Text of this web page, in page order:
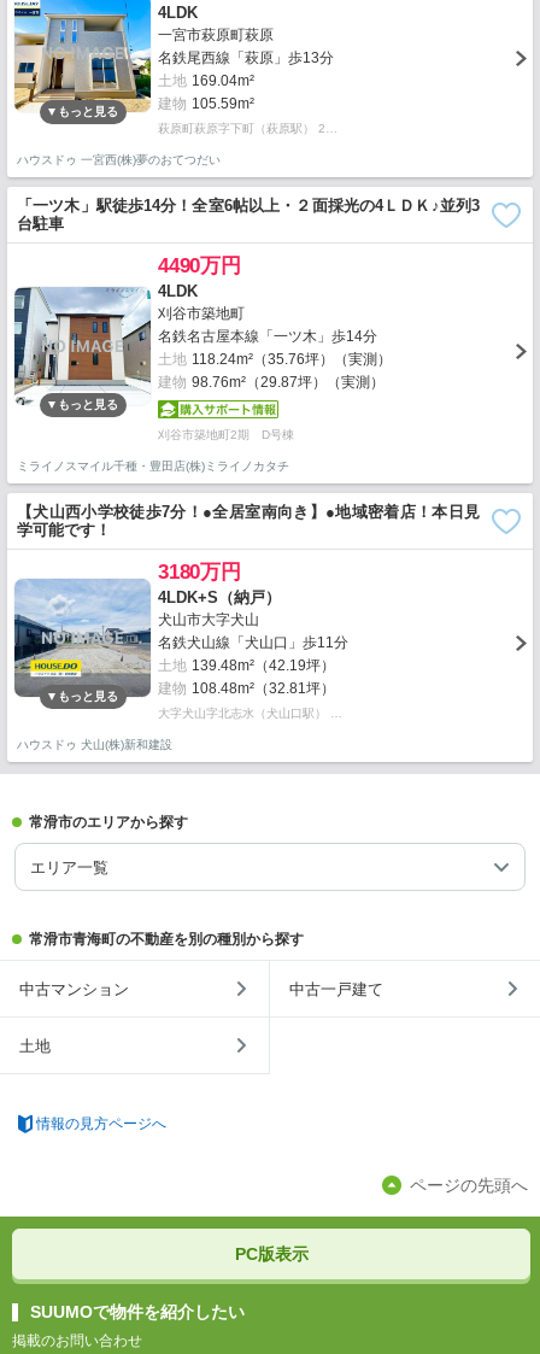
4LDK
一宮市萩原町萩原
名鉄尾西線「萩原」歩13分
土地 169.04m²
建物 105.59m²
萩原町萩原字下町（萩原駅） 2…
ハウスドゥ 一宮西(株)夢のおてつだい
「一ツ木」駅徒歩14分！全室6帖以上・２面採光の4ＬＤＫ♪並列3
台駐車
4490万円
4LDK
刈谷市築地町
名鉄名古屋本線「一ツ木」歩14分
土地 118.24m²（35.76坪）（実測）
建物 98.76m²（29.87坪）（実測）
刈谷市築地町2期 D号棟
ミライノスマイル千種・豊田店(株)ミライノカタチ
【犬山西小学校徒歩7分！●全居室南向き】●地域密着店！本日見
学可能です！
3180万円
4LDK+S（納戸）
犬山市大字犬山
名鉄犬山線「犬山口」歩11分
土地 139.48m²（42.19坪）
建物 108.48m²（32.81坪）
大字犬山字北志水（犬山口駅） …
ハウスドゥ 犬山(株)新和建設
常滑市のエリアから探す
エリア一覧
常滑市青海町の不動産を別の種別から探す
中古マンション 中古一戸建て
土地
情報の見方ページへ
ページの先頭へ
PC版表示
SUUMOで物件を紹介したい
掲載のお問い合わせ